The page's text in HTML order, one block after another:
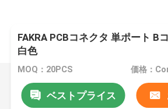
FAKRA PCBコネクタ 単ポート B
白色
MOQ：20PCS 価格：
ベストプライス